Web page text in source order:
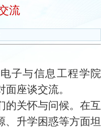
流
子与信息工程学院
座谈交流。
的关怀与问候。在互
、升学困惑等方面坦